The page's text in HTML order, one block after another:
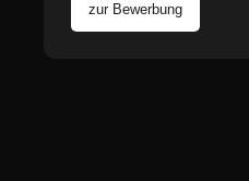
zur Bewerbung